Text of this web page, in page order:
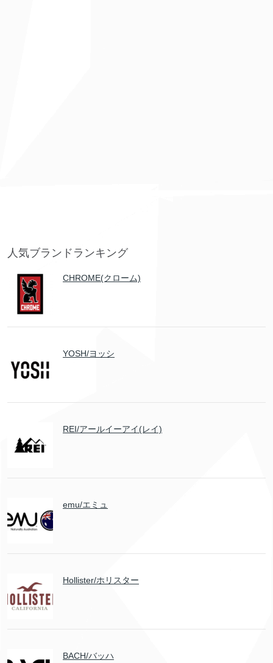
人気ブランドランキング
CHROME(クローム)
YOSH/ヨッシ
REI/アールイーアイ(レイ)
emu/エミュ
Hollister/ホリスター
BACH/バッハ